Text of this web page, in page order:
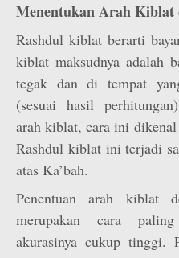
Menentukan Arah Kiblat
Rashdul kiblat berarti
kiblat maksudnya adalah
tegak dan di tempat
(sesuai hasil
arah kiblat, cara ini dikenal
Rashdul kiblat ini terjadi
atas Ka’bah.
Penentuan arah kiblat
merupakan cara
akurasinya cukup tinggi.